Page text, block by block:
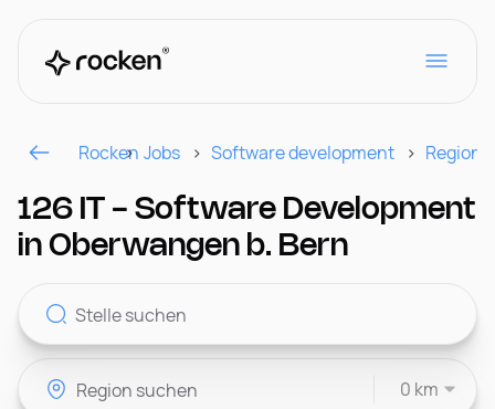
Für Arbeitgeber
Kontakt
Rocken Jobs Software development Region
126 IT - Software Development
in Oberwangen b. Bern
0 km